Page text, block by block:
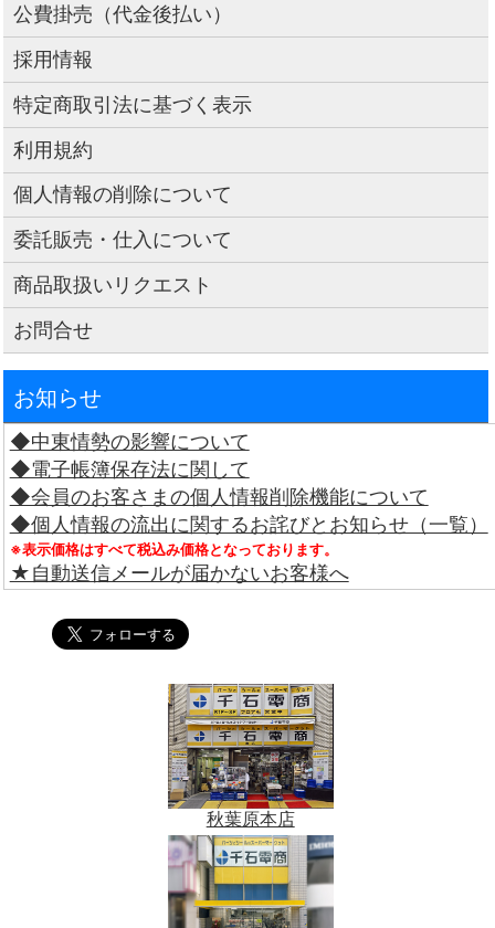
公費掛売（代金後払い）
採用情報
特定商取引法に基づく表示
利用規約
個人情報の削除について
委託販売・仕入について
商品取扱いリクエスト
お問合せ
お知らせ
◆中東情勢の影響について
◆電子帳簿保存法に関して
◆会員のお客さまの個人情報削除機能について
◆個人情報の流出に関するお詫びとお知らせ（一覧）
※表示価格はすべて税込み価格となっております。
★自動送信メールが届かないお客様へ
秋葉原本店